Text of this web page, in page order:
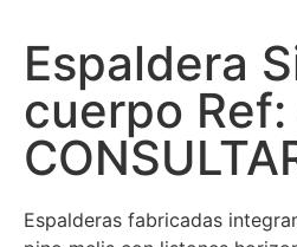
Espaldera
cuerpo
Espalderas fabricadas